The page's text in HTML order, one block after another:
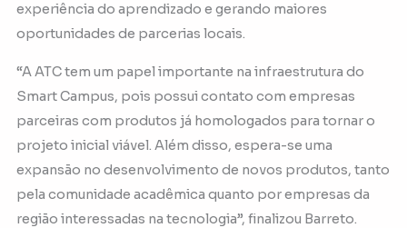
experiência do aprendizado e gerando maiores
oportunidades de parcerias locais.
“A ATC tem um papel importante na infraestrutura do
Smart Campus, pois possui contato com empresas
parceiras com produtos já homologados para tornar o
projeto inicial viável. Além disso, espera-se uma
expansão no desenvolvimento de novos produtos, tanto
pela comunidade acadêmica quanto por empresas da
região interessadas na tecnologia”, finalizou Barreto.